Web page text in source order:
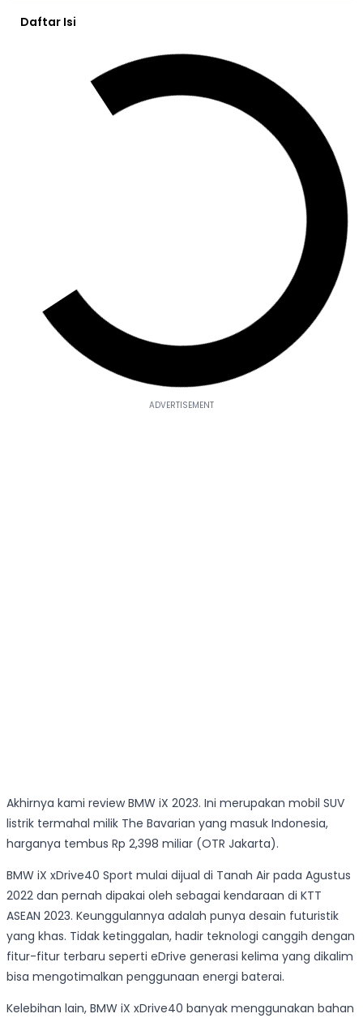
Daftar Isi
Akhirnya kami review BMW iX 2023. Ini merupakan mobil SUV
listrik termahal milik The Bavarian yang masuk Indonesia,
harganya tembus Rp 2,398 miliar (OTR Jakarta).
BMW iX xDrive40 Sport mulai dijual di Tanah Air pada Agustus
2022 dan pernah dipakai oleh sebagai kendaraan di KTT
ASEAN 2023. Keunggulannya adalah punya desain futuristik
yang khas. Tidak ketinggalan, hadir teknologi canggih dengan
fitur-fitur terbaru seperti eDrive generasi kelima yang dikalim
bisa mengotimalkan penggunaan energi baterai.
Kelebihan lain, BMW iX xDrive40 banyak menggunakan bahan